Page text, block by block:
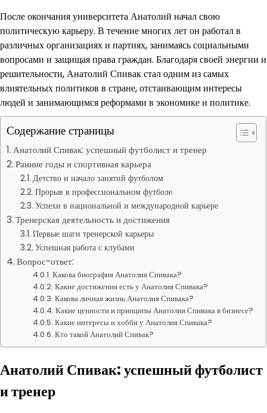
После окончания университета Анатолий начал свою
политическую карьеру. В течение многих лет он работал в
различных организациях и партиях, занимаясь социальными
вопросами и защищая права граждан. Благодаря своей энергии и
решительности, Анатолий Спивак стал одним из самых
влиятельных политиков в стране, отстаивающим интересы
людей и занимающимся реформами в экономике и политике.
Содержание страницы
Анатолий Спивак: успешный футболист и тренер
Ранние годы и спортивная карьера
Детство и начало занятий футболом
Прорыв в профессиональном футболе
Успехи в национальной и международной карьере
Тренерская деятельность и достижения
Первые шаги тренерской карьеры
Успешная работа с клубами
Вопрос-ответ:
Какова биография Анатолия Спивака?
Какие достижения есть у Анатолия Спивака?
Какова личная жизнь Анатолия Спивака?
Какие ценности и принципы Анатолия Спивака в бизнесе?
Какие интересы и хобби у Анатолия Спивака?
Кто такой Анатолий Спивак?
Анатолий Спивак: успешный футболист
и тренер